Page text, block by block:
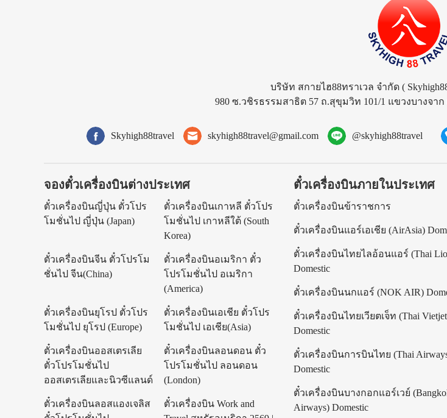
บริษัท สกายไฮ88ทราเวล จำกัด (
980 ซ.วชิรธรรมสาธิต 57 ถ.สุขุมวิท 101/1 แขวงบางจา
Skyhigh88travel skyhigh88travel@gmail.com @skyhigh88travel
จองตั๋วเครื่องบินต่างประเทศ
ตั๋วเครื่องบินญี่ปุ่น ตั๋วโปร
โมชั่นไป ญี่ปุ่น (Japan)
ตั๋วเครื่องบินเกาหลี ตั๋วโปร
โมชั่นไป เกาหลีใต้ (South
Korea)
ตั๋วเครื่องบินจีน ตั๋วโปรโม
ชั่นไป จีน(China)
ตั๋วเครื่องบินอเมริกา ตั๋ว
โปรโมชั่นไป อเมริกา
(America)
ตั๋วเครื่องบินยุโรป ตั๋วโปร
โมชั่นไป ยุโรป (Europe)
ตั๋วเครื่องบินเอเชีย ตั๋วโปร
โมชั่นไป เอเชีย(Asia)
ตั๋วเครื่องบินออสเตรเลีย
ตั๋วโปรโมชั่นไป
ออสเตรเลียและนิวซีแลนด์
ตั๋วเครื่องบินลอนดอน ตั๋ว
โปรโมชั่นไป ลอนดอน
(London)
ตั๋วเครื่องบินลอสแองเจลิส
ตั๋วเครื่องบิน Work and
ตั๋วเครื่องบินภายในประเทศ
ตั๋วเครื่องบินข้าราชการ
ตั๋วเครื่องบินแอร์เอเชีย (AirAsia)
ตั๋วเครื่องบินไทยไลอ้อนแอร์ (Thai
Domestic
ตั๋วเครื่องบินนกแอร์ (NOK AIR)
ตั๋วเครื่องบินไทยเวียตเจ็ท (Thai
Domestic
ตั๋วเครื่องบินการบินไทย (Thai
Domestic
ตั๋วเครื่องบินบางกอกแอร์เวย์
Airways) Domestic